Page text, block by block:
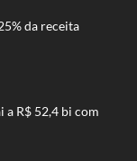
da receita
a R$ 52,4 bi com